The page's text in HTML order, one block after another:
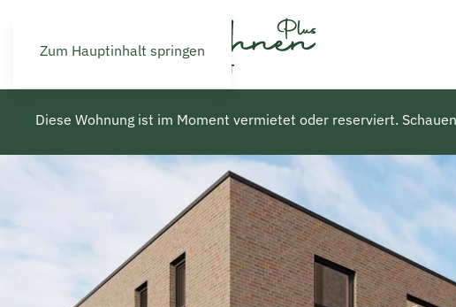
Zum Hauptinhalt springen
Diese Wohnung ist im Moment vermietet oder reserviert.